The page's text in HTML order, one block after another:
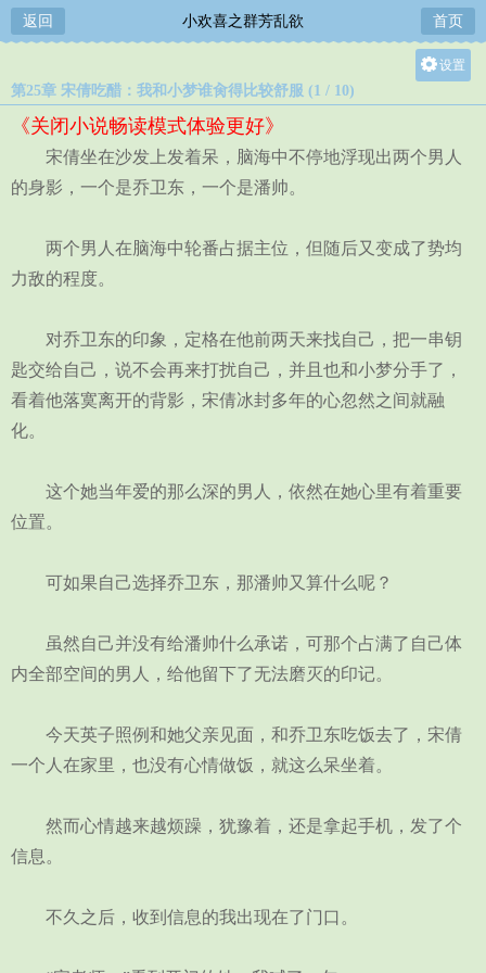
返回 小欢喜之群芳乱欲 首页
设置
中
第25章 宋倩吃醋：我和小梦谁肏得比较舒服 (1 / 10)
《关闭小说畅读模式体验更好》
宋倩坐在沙发上发着呆，脑海中不停地浮现出两个男人
的身影，一个是乔卫东，一个是潘帅。
两个男人在脑海中轮番占据主位，但随后又变成了势均
力敌的程度。
对乔卫东的印象，定格在他前两天来找自己，把一串钥
匙交给自己，说不会再来打扰自己，并且也和小梦分手了，
看着他落寞离开的背影，宋倩冰封多年的心忽然之间就融
化。
这个她当年爱的那么深的男人，依然在她心里有着重要
位置。
可如果自己选择乔卫东，那潘帅又算什么呢？
虽然自己并没有给潘帅什么承诺，可那个占满了自己体
内全部空间的男人，给他留下了无法磨灭的印记。
今天英子照例和她父亲见面，和乔卫东吃饭去了，宋倩
一个人在家里，也没有心情做饭，就这么呆坐着。
然而心情越来越烦躁，犹豫着，还是拿起手机，发了个
信息。
不久之后，收到信息的我出现在了门口。